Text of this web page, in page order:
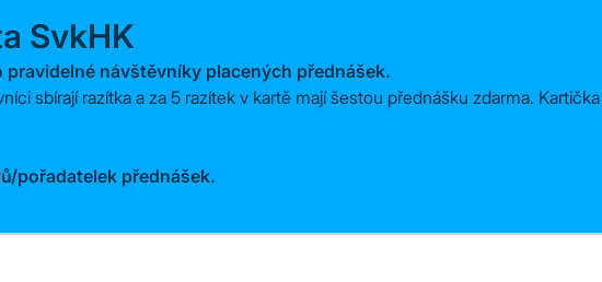
SvkHK
pravidelné návštěvníky placených přednášek.
sbírají razítka a za 5 razítek v kartě mají šestou přednášku zdarma.
pořadatelek přednášek.